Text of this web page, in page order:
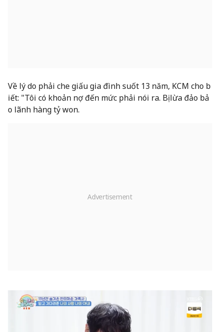
Về lý do phải che giấu gia đình suốt 13 năm, KCM cho b
iết: "Tôi có khoản nợ đến mức phải nói ra. Bị lừa đảo bả
o lãnh hàng tỷ won.